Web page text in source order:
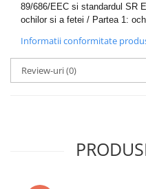
89/686/EEC si standardul SR
ochilor si a fetei / Partea 1:
Informatii conformitate
Review-uri(0)